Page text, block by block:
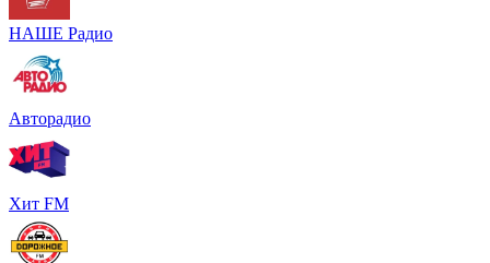
НАШЕ Радио
Авторадио
Хит FM